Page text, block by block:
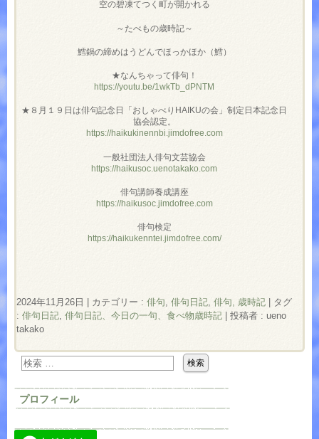
空の碧凍てつく町が開かれる
～たべもの歳時記～
鱈鍋の締めはうどんでほっかほか（鱈）
★なんちゃって俳句！
https://youtu.be/1wkTb_dPNTM
★８月１９日は俳句記念日「おしゃべりHAIKUの会」制定日本記念日
協会認定。
https://haikukinennbi.jimdofree.com
一般社団法人俳句文芸協会
https://haikusoc.uenotakako.com
俳句講師養成講座
https://haikusoc.jimdofree.com
俳句検定
https://haikukenntei.jimdofree.com/
2024年11月26日 カテゴリー : 俳句, 俳句日記, 俳句, 歳時記
タグ
: 俳句日記, 俳句日記、今日の一句、食べ物歳時記
投稿者 : ueno
takako
プロフィール